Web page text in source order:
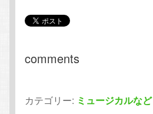
comments
カテゴリー: ミュージカルなど